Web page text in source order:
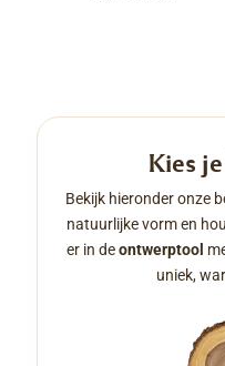
Kies
Bekijk hieronder onze
natuurlijke vorm en
er in deontwerptool
uniek,